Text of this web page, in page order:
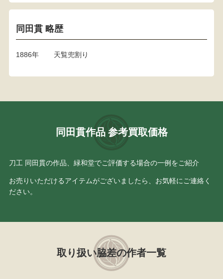
同田貫 略歴
1886年 天覧兜割り
同田貫作品 参考買取価格
刀工 同田貫の作品、緑和堂でご評価する場合の一例をご紹介
お売りいただけるアイテムがございましたら、お気軽にご連絡く
ださい。
取り扱い脇差の作者一覧